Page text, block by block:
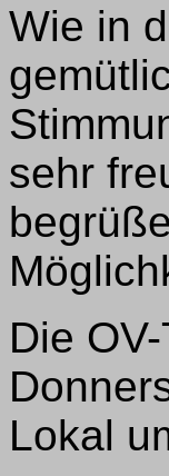
Wie in
sehr
Die
Lokal